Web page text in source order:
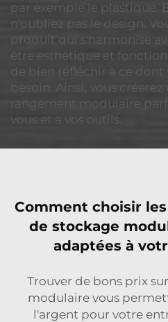
par exemple le plastique.
n'oubliez pas le design.
produit qui s'harmonise
être esthétique et
de bien réfléchir à ce
besoin. Ainsi, vous
rangement modulaire
vous et à vos outils.
Comment choisir
de stockage
adaptées à
Trouver de bons prix
modulaire vous
l'argent pour votre